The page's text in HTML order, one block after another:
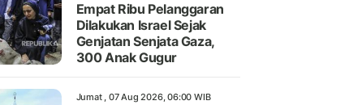
Empat Ribu Pelanggaran
Dilakukan Israel Sejak
Genjatan Senjata Gaza,
300 Anak Gugur
Jumat , 07 Aug 2026, 06:00 WIB